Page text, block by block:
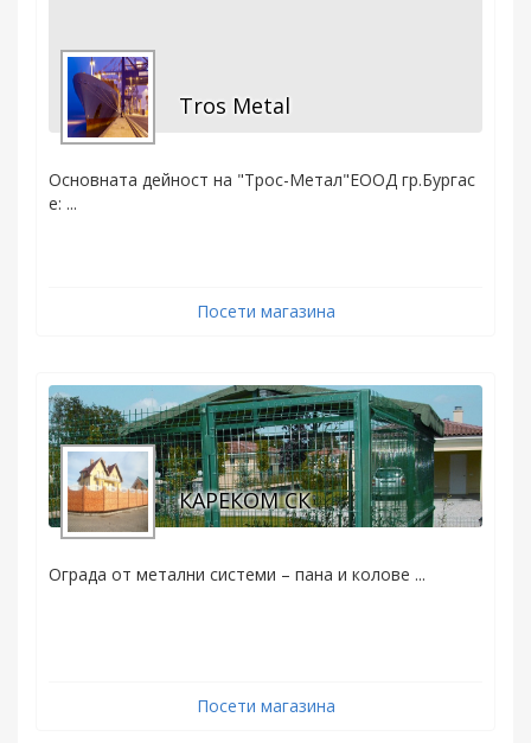
Tros Metal
Основната дейност на "Трос-Метал"ЕООД гр.Бургас
е: ...
Посети магазина
КАРЕКОМ СК
Ограда от метални системи – пана и колове ...
Посети магазина